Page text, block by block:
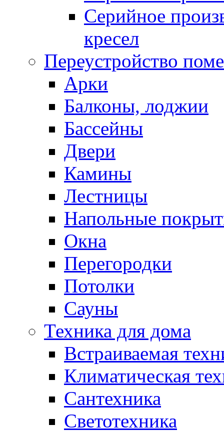
Серийное
кресел
Переустройство
Арки
Балконы, лоджии
Бассейны
Двери
Камины
Лестницы
Напольные
Окна
Перегородки
Потолки
Сауны
Техника для дома
Встраиваемая
Климатическая
Сантехника
Светотехника